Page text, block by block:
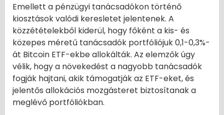
Emellett a pénzügyi tanácsadókon történő
kiosztások valódi keresletet jelentenek. A
közzétételekből kiderül, hogy főként a kis- és
közepes méretű tanácsadók portfóliójuk 0,1-0,3%-
át Bitcoin ETF-ekbe allokálták. Az elemzők úgy
vélik, hogy a növekedést a nagyobb tanácsadók
fogják hajtani, akik támogatják az ETF-eket, és
jelentős allokációs mozgásteret biztosítanak a
meglévő portfóliókban.